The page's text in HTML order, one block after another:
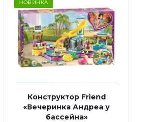
НОВИНКА
Конструктор Friend
«Вечеринка Андреа у
бассейна»